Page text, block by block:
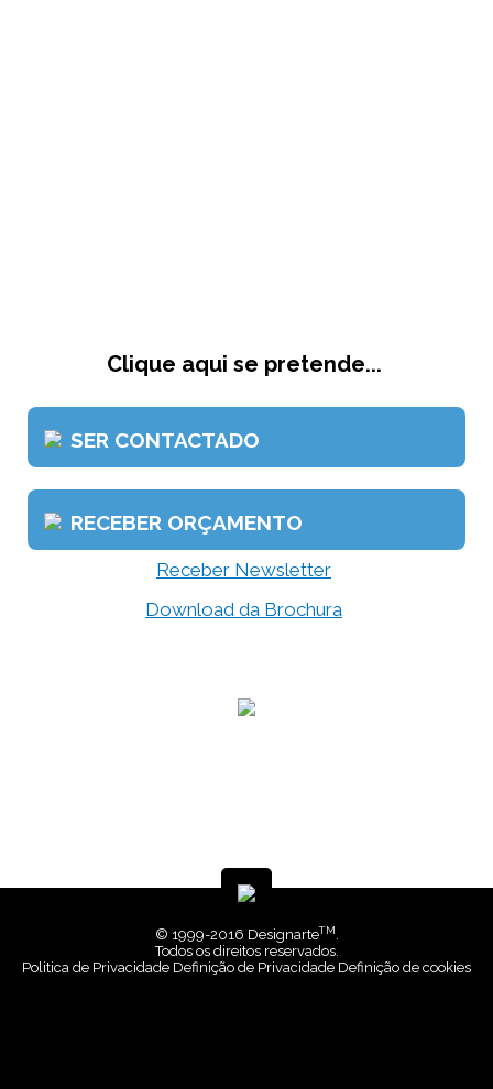
Clique aqui se pretende...
SER CONTACTADO
RECEBER ORÇAMENTO
Receber Newsletter
Download da Brochura
© 1999-2016 DesignarteTM.
Todos os direitos reservados.
Politica de Privacidade Definição de Privacidade Definição de cookies